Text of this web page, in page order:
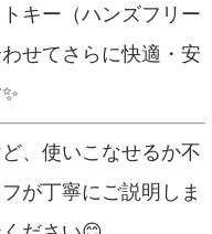
キー（ハンズフリー
せてさらに快適・安
、使いこなせるか不
が丁寧にご説明しま